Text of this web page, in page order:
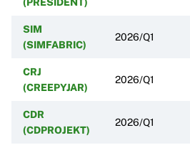
SIM
(SIMFABRIC)
2026/Q1
CRJ
(CREEPYJAR)
2026/Q1
CDR
(CDPROJEKT)
2026/Q1